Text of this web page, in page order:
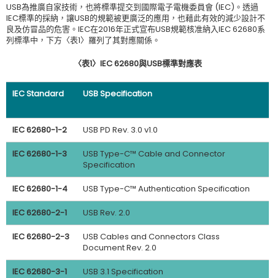
USB為推廣自家技術，也將標準提交到國際電子電機委員會 (IEC)。透過
IEC標準的採納，讓USB的規範被更廣泛的應用，也藉此有效的減少設計不
良及仿冒品的危害。IEC在2016年正式宣布USB規範核准納入IEC 62680系
列標準中，下方〈表1〉羅列了其對應關係。
〈表1〉 IEC 62680與USB標準對應表
IEC Standard USB Specification
IEC 62680-1-2 USB PD Rev. 3.0 v1.0
IEC 62680-1-3
USB Type-C™ Cable and Connector
Specification
IEC 62680-1-4 USB Type-C™ Authentication Specification
IEC 62680-2-1 USB Rev. 2.0
IEC 62680-2-3
USB Cables and Connectors Class
Document Rev. 2.0
IEC 62680-3-1 USB 3.1 Specification